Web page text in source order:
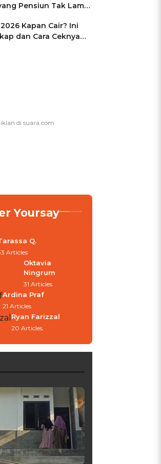
Pensiun Tak Lama
Kapan Cair? Ini
dan Cara Ceknya
Hangus!
Yoursay
Q.
Articles
Oktavia
Ningrum
31 Articles
Ardina Praf
21 Articles
Ryan Farizzal
20 Articles